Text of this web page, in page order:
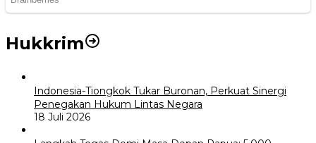
Hukkrim
Indonesia-Tiongkok Tukar Buronan, Perkuat Sinergi
Penegakan Hukum Lintas Negara
18 Juli 2026